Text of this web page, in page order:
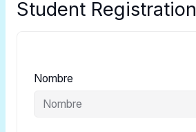
Student Registration
Nombre